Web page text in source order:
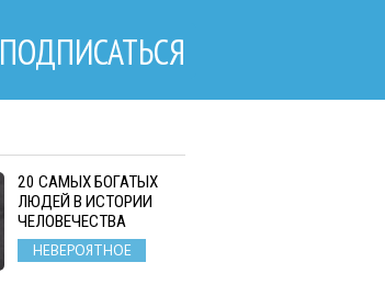
ПОДПИСАТЬСЯ
20 САМЫХ БОГАТЫХ
ЛЮДЕЙ В ИСТОРИИ
ЧЕЛОВЕЧЕСТВА
НЕВЕРОЯТНОЕ